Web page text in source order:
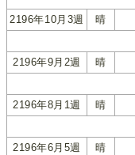
2196年10月3週 晴
2196年9月2週 晴
2196年8月1週 晴
2196年6月5週 晴